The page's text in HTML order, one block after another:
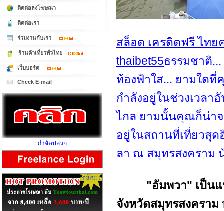
สล็อต เครดิตฟรี ไท
thaibet55ธรรมชาติ
ท้องฟ้าใส... ยามใด
กำลังอยู่ในช่วงเวล
ไกล ยามนั้นคุณก็น่า
อยู่ในสถานที่เที่ยวสุ
ลา ณ สมุทรสงคราม
"อัมพวา" เป็น
จังหวัดสมุทรสงคราม
ติดต่อลงโฆษณา
ติดต่อเรา
ร่วมงานกับเรา
ร้านค้าเที่ยวทั่วไทย
เว็บบอร์ด
Check E-mail
กำจัดปลวก